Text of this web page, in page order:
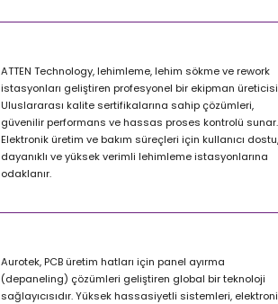
ATTEN Technology, lehimleme, lehim sökme ve rework
istasyonları geliştiren profesyonel bir ekipman
Uluslararası kalite sertifikalarına sahip çözümleri,
güvenilir performans ve hassas proses kontrolü sunar.
Elektronik üretim ve bakım süreçleri için kullanıcı dostu,
dayanıklı ve yüksek verimli lehimleme istasyonlarına
odaklanır.
Aurotek, PCB üretim hatları için panel ayırma
(depaneling) çözümleri geliştiren global bir teknoloji
sağlayıcısıdır. Yüksek hassasiyetli sistemleri,